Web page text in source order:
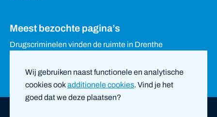
Wij gebruiken naast functionele en analytische
cookies ookadditionele cookies. Vind je het
goed dat we deze plaatsen?
Meest bezochte pagina’s
Drugscriminelen vinden de ruimte in Drenthe
Eigenaren loods in Holsloot verzetten zich tegen sluiting